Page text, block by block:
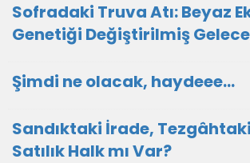
Sofradaki Truva Atı: Beyaz
Genetiği Değiştirilmiş
Şimdi ne olacak, haydeee…
Sandıktaki İrade,
Satılık Halk mı Var?